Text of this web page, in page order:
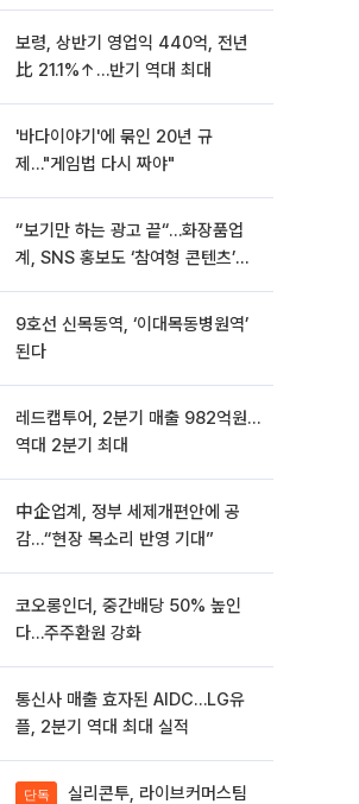
보령, 상반기 영업익 440억, 전년
比 21.1%↑…반기 역대 최대
'바다이야기'에 묶인 20년 규
제…"게임법 다시 짜야"
“보기만 하는 광고 끝“…화장품업
계, SNS 홍보도 ‘참여형 콘텐츠’로
9호선 신목동역, ‘이대목동병원역’
된다
레드캡투어, 2분기 매출 982억원…
역대 2분기 최대
中企업계, 정부 세제개편안에 공
감…“현장 목소리 반영 기대”
코오롱인더, 중간배당 50% 높인
다…주주환원 강화
통신사 매출 효자된 AIDC…LG유
플, 2분기 역대 최대 실적
단독